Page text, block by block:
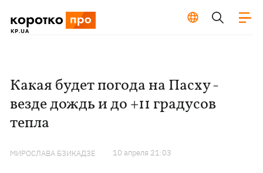
Какая будет погода на Пасху -
везде дождь и до +11 градусов
тепла
МИРОСЛАВА БЗИКАДЗЕ 10 апреля 21:03